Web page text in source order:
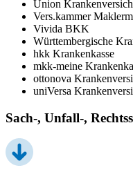
Union
Vers.kammer
Vivida BKK
Württembergische
hkk Krankenkasse
mkk-meine
ottonova
uniVersa
Sach-, Unfall-,